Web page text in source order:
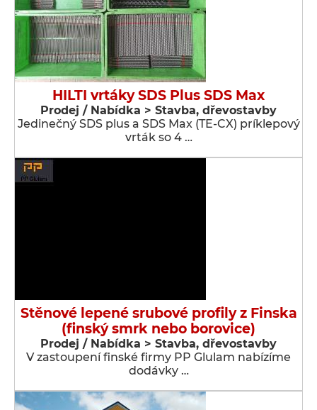
HILTI vrtáky SDS Plus SDS Max
Prodej / Nabídka > Stavba, dřevostavby
Jedinečný SDS plus a SDS Max (TE-CX) príklepový
vrták so 4 …
Stěnové lepené srubové profily z Finska
(finský smrk nebo borovice)
Prodej / Nabídka > Stavba, dřevostavby
V zastoupení finské firmy PP Glulam nabízíme
dodávky …